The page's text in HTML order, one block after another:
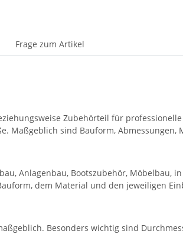
Frage zum Artikel
Zubehörteil für
Maßgeblich sind Bauform, Abmessungen,
Anlagenbau, Bootszubehör, Möbelbau,
dem Material und den jeweiligen
Besonders wichtig sind